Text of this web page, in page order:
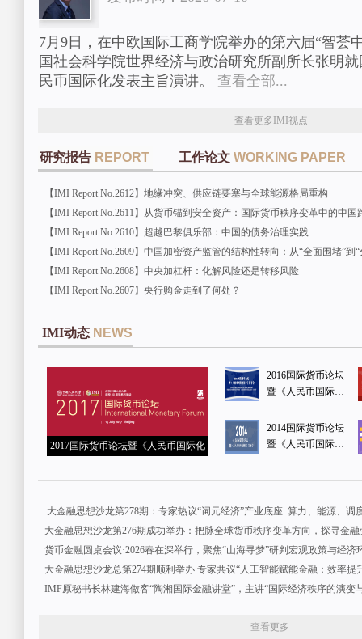
7月9日，在中欧国际工商学院举办的第六届“智荟
国社会科学院世界经济与政治研究所副所长张明
民币国际化发表主旨演讲。
查看全部...
查看更多IMI视点
研究报告 REPORT 工作论文 WORKING PAPER
【IMI Report No.2612】地缘冲突、供应链要塞与全球能源格局重构
【IMI Report No.2611】从货币锚到安全资产：国际货币秩序变革中的中国
【IMI Report No.2610】超越巴黎俱乐部：中国的债务治理实践
【IMI Report No.2609】中国加密资产监管的结构性转向：从“全面围堵”到
【IMI Report No.2608】中央加杠杆：化解风险还是转移风险
【IMI Report No.2607】央行购金走到了何处？
IMI动态 NEWS
2017国际货币论坛暨《人民币国际化
2016国际货币论坛
暨《人民币国际化
2014国际货币论坛
暨《人民币国际化
货币金融圆桌会议·2026春在深举行，聚焦“山海寻梦”研判宏观政策与经济
IMF原秘书长林建海做客“陶湘国际金融讲堂”，主讲“国际经济秩序的演变
查看更多